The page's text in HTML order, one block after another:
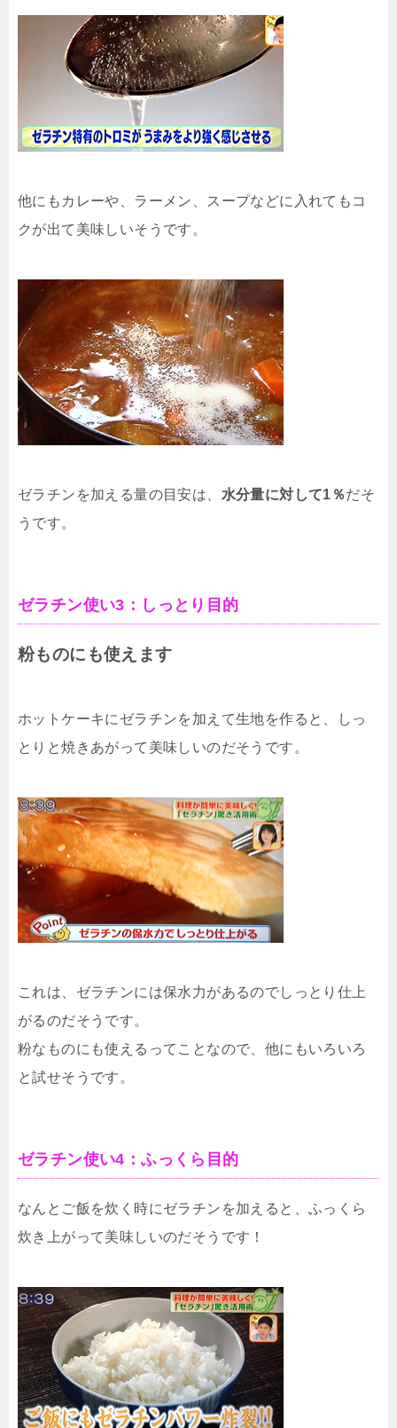
他にもカレーや、ラーメン、スープなどに入れてもコ
クが出て美味しいそうです。
ゼラチンを加える量の目安は、 水分量に対して1％だそ
うです。
ゼラチン使い3：しっとり目的
粉ものにも使えます
ホットケーキにゼラチンを加えて生地を作ると、しっ
とりと焼きあがって美味しいのだそうです。
これは、ゼラチンには保水力があるのでしっとり仕上
がるのだそうです。
粉なものにも使えるってことなので、他にもいろいろ
と試せそうです。
ゼラチン使い4：ふっくら目的
なんとご飯を炊く時にゼラチンを加えると、ふっくら
炊き上がって美味しいのだそうです！